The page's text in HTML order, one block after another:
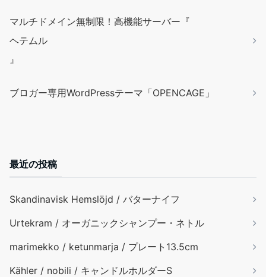
マルチドメイン無制限！高機能サーバー『
ヘテムル
』
ブロガー専用WordPressテーマ「OPENCAGE」
最近の投稿
Skandinavisk Hemslöjd / バターナイフ
Urtekram / オーガニックシャンプー・ネトル
marimekko / ketunmarja / プレート13.5cm
Kähler / nobili / キャンドルホルダーS